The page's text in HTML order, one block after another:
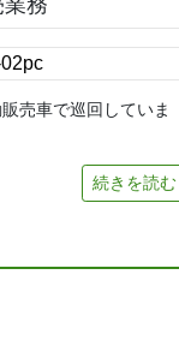
務
売車で巡回していま
続きを読む